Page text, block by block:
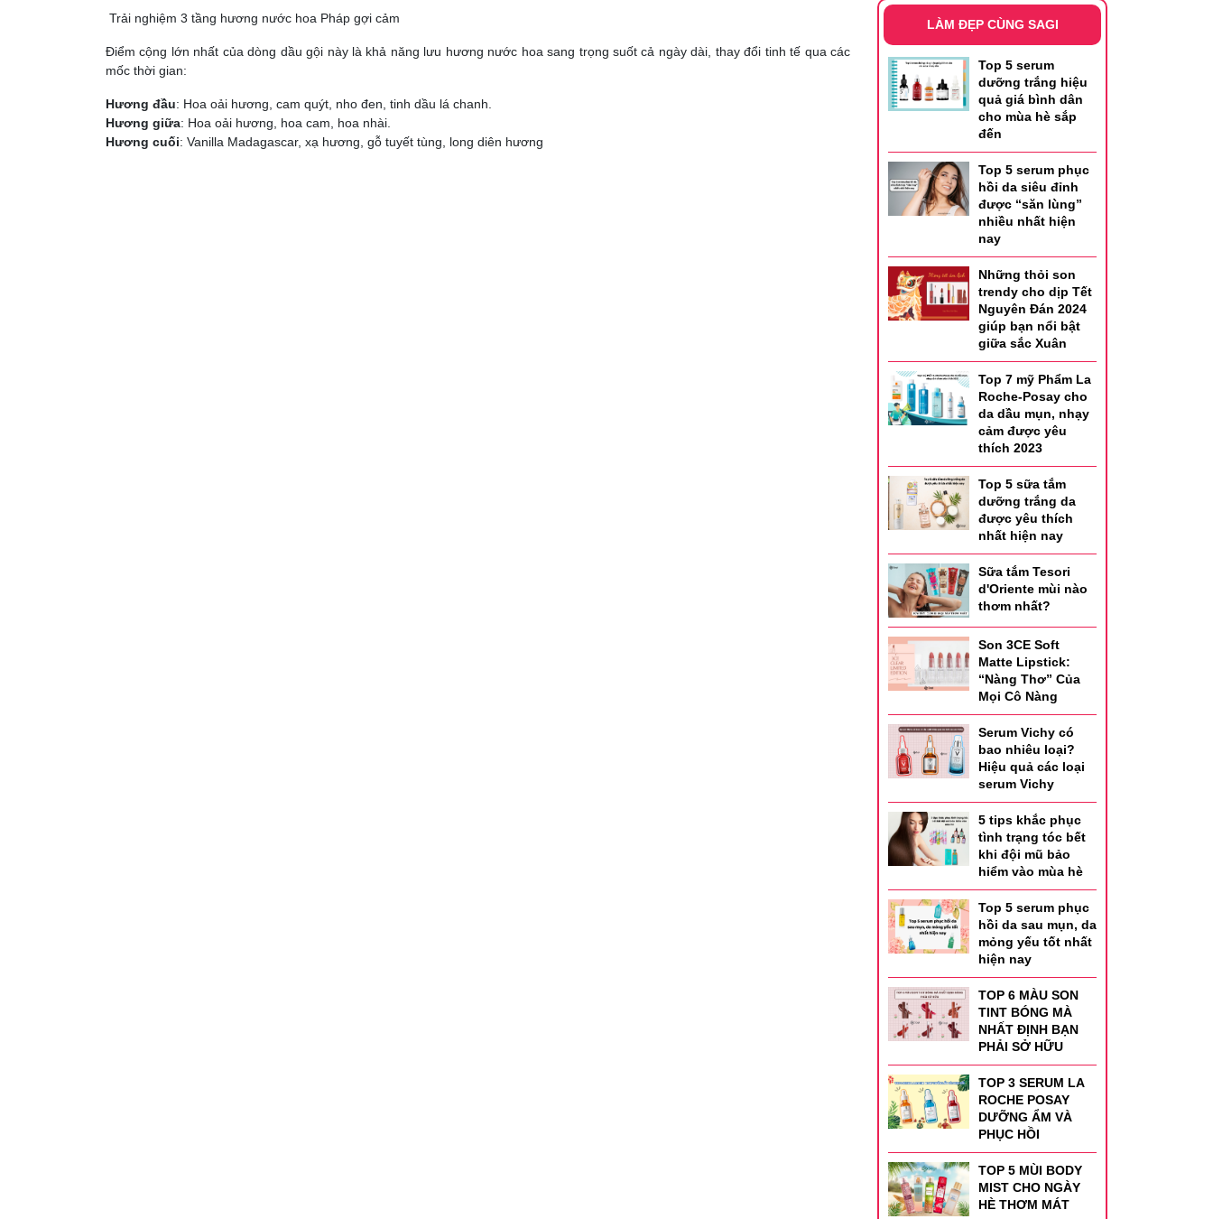
Trải nghiệm 3 tầng hương nước hoa Pháp gợi cảm
Điểm cộng lớn nhất của dòng dầu gội này là khả năng lưu hương nước hoa sang trọng suốt cả ngày dài, thay đổi tinh tế qua các
mốc thời gian:
Hương đầu: Hoa oải hương, cam quýt, nho đen, tinh dầu lá chanh.
Hương giữa: Hoa oải hương, hoa cam, hoa nhài.
Hương cuối: Vanilla Madagascar, xạ hương, gỗ tuyết tùng, long diên hương
LÀM ĐẸP CÙNG SAGI
Top 5 serum
dưỡng trắng hiệu
quả giá bình dân
cho mùa hè sắp
đến
Top 5 serum phục
hồi da siêu đỉnh
được “săn lùng”
nhiều nhất hiện
nay
Những thỏi son
trendy cho dịp Tết
Nguyên Đán 2024
giúp bạn nổi bật
giữa sắc Xuân
Top 7 mỹ Phẩm La
Roche-Posay cho
da dầu mụn, nhạy
cảm được yêu
thích 2023
Top 5 sữa tắm
dưỡng trắng da
được yêu thích
nhất hiện nay
Sữa tắm Tesori
d'Oriente mùi nào
thơm nhất?
Son 3CE Soft
Matte Lipstick:
“Nàng Thơ” Của
Mọi Cô Nàng
Serum Vichy có
bao nhiêu loại?
Hiệu quả các loại
serum Vichy
5 tips khắc phục
tình trạng tóc bết
khi đội mũ bảo
hiểm vào mùa hè
Top 5 serum phục
hồi da sau mụn, da
mỏng yếu tốt nhất
hiện nay
TOP 6 MÀU SON
TINT BÓNG MÀ
NHẤT ĐỊNH BẠN
PHẢI SỞ HỮU
TOP 3 SERUM LA
ROCHE POSAY
DƯỠNG ẨM VÀ
PHỤC HỒI
TOP 5 MÙI BODY
MIST CHO NGÀY
HÈ THƠM MÁT